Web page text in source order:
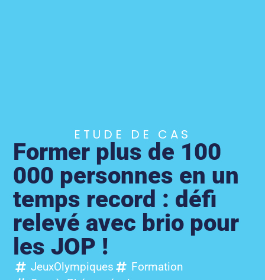
ETUDE DE CAS
Former plus de 100
000 personnes en un
temps record : défi
relevé avec brio pour
les JOP !
JeuxOlympiques
Formation